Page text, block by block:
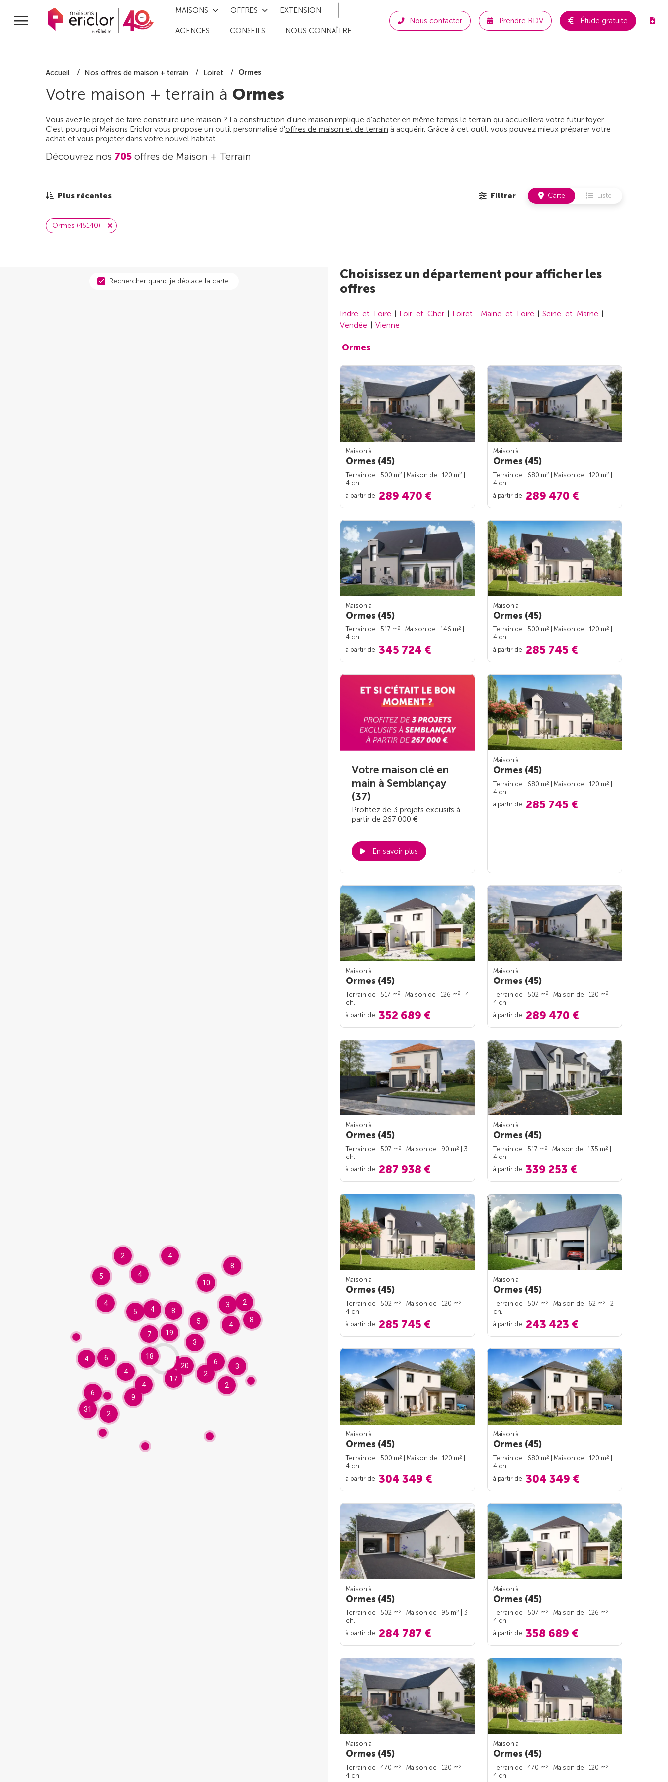
MAISONS OFFRES EXTENSION
AGENCES CONSEILS NOUS CONNAÎTRE
Nous contacter Prendre RDV Étude gratuite
Accueil Nos offres de maison + terrain Loiret Ormes
Votre maison + terrain à Ormes
Vous avez le projet de faire construire une maison ? La construction d'une maison implique d'acheter en même temps le terrain qui accueillera votre futur foyer.
C'est pourquoi Maisons Ericlor vous propose un outil personnalisé d'offres de maison et de terrain à acquérir. Grâce à cet outil, vous pouvez mieux préparer votre
achat et vous projeter dans votre nouvel habitat.
Découvrez nos 705 offres de Maison + Terrain
Plus récentes Filtrer Carte Liste
Ormes (45140)
18
6
31
17
5
9
4
4
3
5
5
4
20
6
4
8
4
4
2
19
2
10
6
7
2
4
3
8
8
4
2
3
2
Rechercher quand je déplace la carte
Choisissez un département pour afficher les
offres
Indre-et-Loire Loir-et-Cher Loiret Maine-et-Loire
Seine-et-Marne
Vendée
Vienne
Ormes
Maison à
Ormes (45)
Terrain de : 500 m2 | Maison de : 120 m2
4 ch.
à partir de 289 470 €
Maison à
Ormes (45)
Terrain de : 680 m2 | Maison de : 120 m2
4 ch.
à partir de 289 470 €
Maison à
Ormes (45)
Terrain de : 517 m2 | Maison de : 146 m2
4 ch.
à partir de 345 724 €
Maison à
Ormes (45)
Terrain de : 500 m2 | Maison de : 120 m2
4 ch.
à partir de 285 745 €
Votre maison clé en
main à Semblançay
(37)
Profitez de 3 projets excusifs à
partir de 267 000 €
En savoir plus
Maison à
Ormes (45)
Terrain de : 680 m2 | Maison de : 120 m2
4 ch.
à partir de 285 745 €
Maison à
Ormes (45)
Terrain de : 517 m2 | Maison de : 126 m2
| 4
ch.
à partir de 352 689 €
Maison à
Ormes (45)
Terrain de : 502 m2 | Maison de : 120 m2
4 ch.
à partir de 289 470 €
Maison à
Ormes (45)
Terrain de : 507 m2 | Maison de : 90 m2
| 3
ch.
à partir de 287 938 €
Maison à
Ormes (45)
Terrain de : 517 m2 | Maison de : 135 m2
4 ch.
à partir de 339 253 €
Maison à
Ormes (45)
Terrain de : 502 m2 | Maison de : 120 m2
4 ch.
à partir de 285 745 €
Maison à
Ormes (45)
Terrain de : 507 m2 | Maison de : 62 m2
| 2
ch.
à partir de 243 423 €
Maison à
Ormes (45)
Terrain de : 500 m2 | Maison de : 120 m2
4 ch.
à partir de 304 349 €
Maison à
Ormes (45)
Terrain de : 680 m2 | Maison de : 120 m2
4 ch.
à partir de 304 349 €
Maison à
Ormes (45)
Terrain de : 502 m2 | Maison de : 95 m2
| 3
ch.
à partir de 284 787 €
Maison à
Ormes (45)
Terrain de : 507 m2 | Maison de : 126 m2
4 ch.
à partir de 358 689 €
Maison à
Ormes (45)
Terrain de : 470 m2 | Maison de : 120 m2
4 ch.
Maison à
Ormes (45)
Terrain de : 470 m2 | Maison de : 120 m2
4 ch.